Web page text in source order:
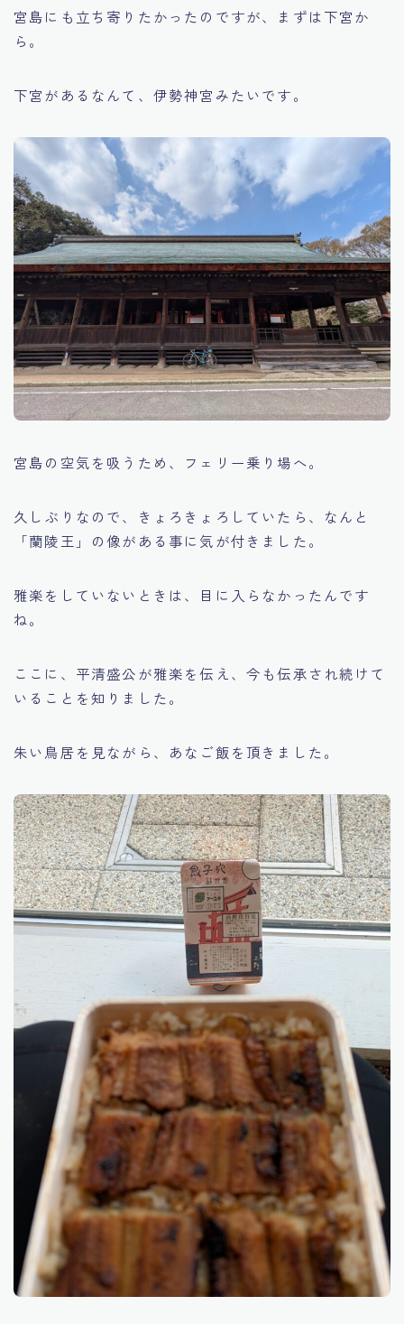
宮島にも立ち寄りたかったのですが、まずは下宮か
ら。
下宮があるなんて、伊勢神宮みたいです。
宮島の空気を吸うため、フェリー乗り場へ。
久しぶりなので、きょろきょろしていたら、なんと
「蘭陵王」の像がある事に気が付きました。
雅楽をしていないときは、目に入らなかったんです
ね。
ここに、平清盛公が雅楽を伝え、今も伝承され続けて
いることを知りました。
朱い鳥居を見ながら、あなご飯を頂きました。